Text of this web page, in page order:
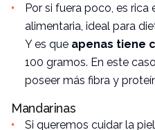
Por si fuera poco, es rica
alimentaria, ideal para
Y es que apenas tiene
100 gramos. En este
poseer más fibra y
Mandarinas
Si queremos cuidar la